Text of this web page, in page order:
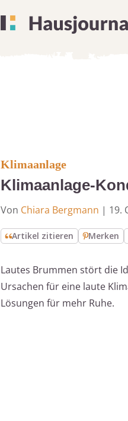
Klimaanlage
Klimaanlage-
Von Chiara Bergmann | 19.
Artikel zitieren Merken
Lautes Brummen stört die
Ursachen für eine laute
Lösungen für mehr Ruhe.